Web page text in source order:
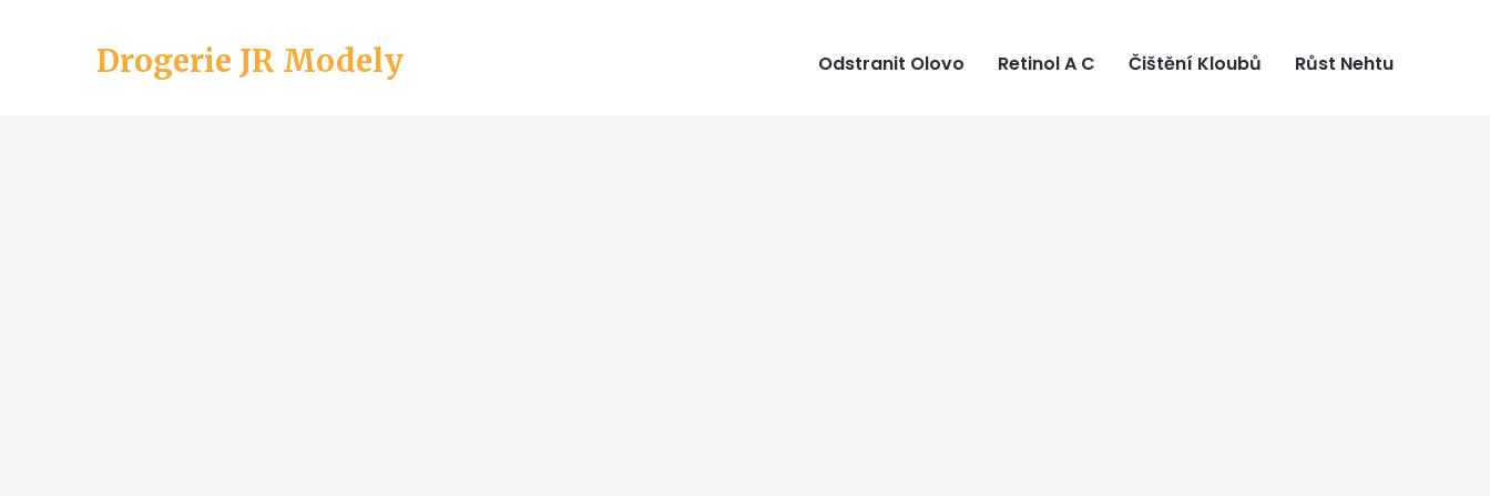
Drogerie JR Modely Odstranit Olovo Retinol A C Čištění Kloubů Růst Nehtu